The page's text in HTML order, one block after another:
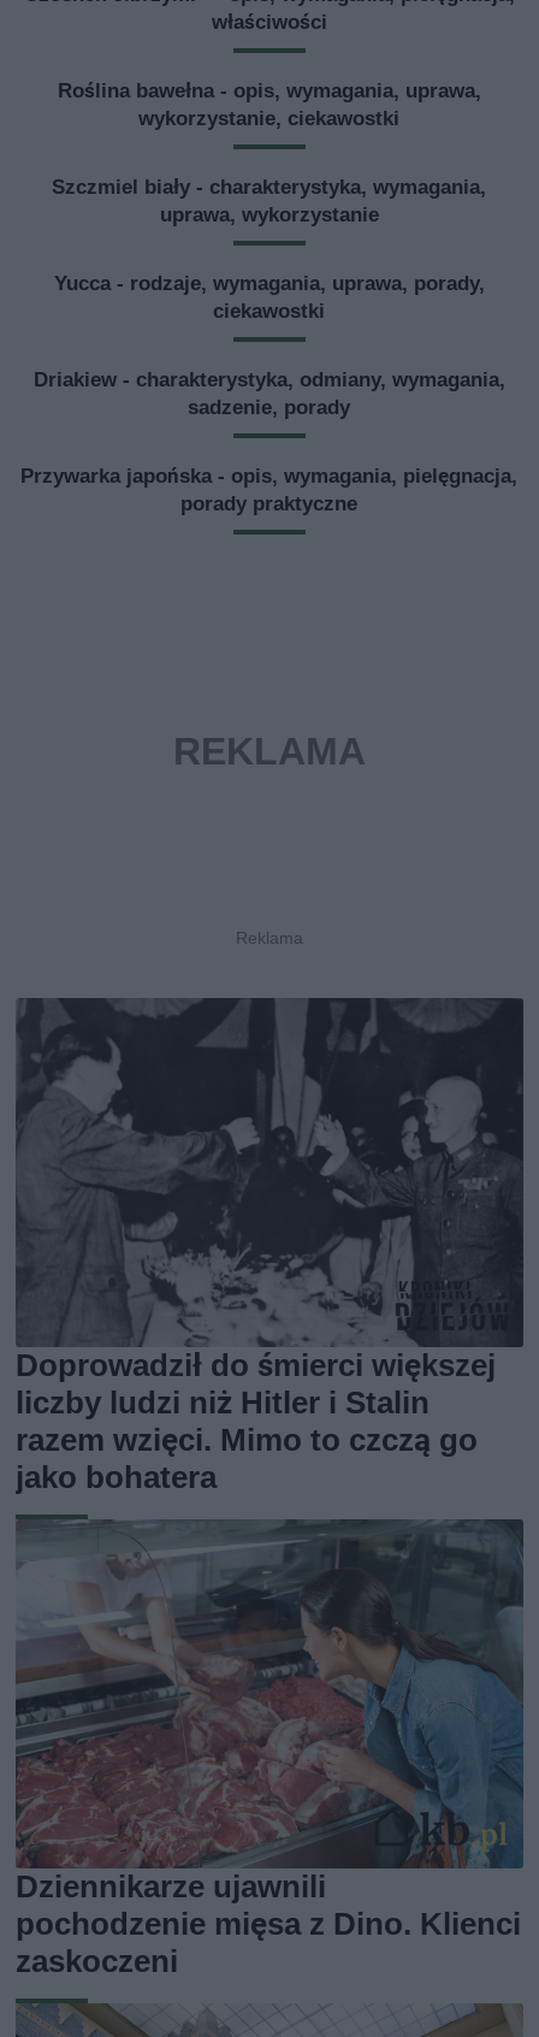
właściwości
Roślina bawełna - opis, wymagania, uprawa,
wykorzystanie, ciekawostki
Szczmiel biały - charakterystyka, wymagania,
uprawa, wykorzystanie
Yucca - rodzaje, wymagania, uprawa, porady,
ciekawostki
Driakiew - charakterystyka, odmiany, wymagania,
sadzenie, porady
Przywarka japońska - opis, wymagania, pielęgnacja,
porady praktyczne
Doprowadził do śmierci większej
liczby ludzi niż Hitler i Stalin
razem wzięci. Mimo to czczą go
jako bohatera
Dziennikarze ujawnili
pochodzenie mięsa z Dino. Klienci
zaskoczeni